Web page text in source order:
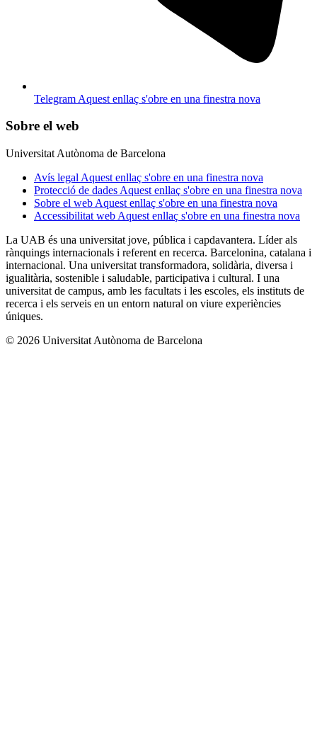
Telegram Aquest enllaç s'obre en una finestra nova
Sobre el web
Universitat Autònoma de Barcelona
Avís legal Aquest enllaç s'obre en una finestra nova
Protecció de dades Aquest enllaç s'obre en una finestra nova
Sobre el web Aquest enllaç s'obre en una finestra nova
Accessibilitat web Aquest enllaç s'obre en una finestra nova
La UAB és una universitat jove, pública i capdavantera. Líder als
rànquings internacionals i referent en recerca. Barcelonina, catalana i
internacional. Una universitat transformadora, solidària, diversa i
igualitària, sostenible i saludable, participativa i cultural. I una
universitat de campus, amb les facultats i les escoles, els instituts de
recerca i els serveis en un entorn natural on viure experiències
úniques.
© 2026 Universitat Autònoma de Barcelona